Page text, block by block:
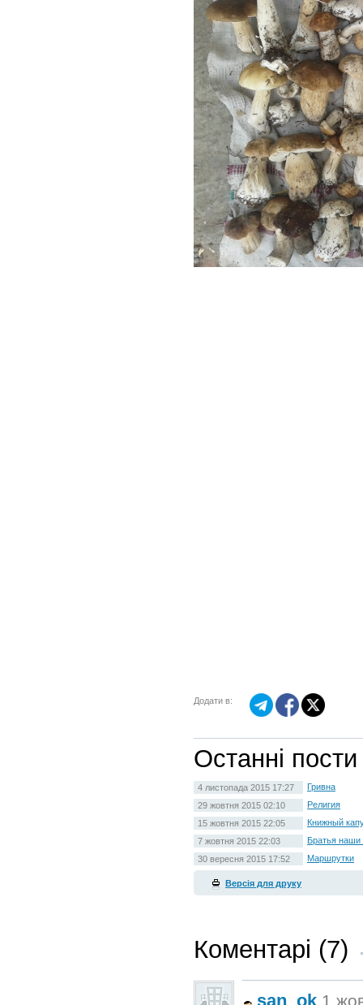
Додати в:
Останні
4 листопада 2015 17:27
Гривна
29 жовтня 2015 02:10
Религия
15 жовтня 2015 22:05
Книжный
7 жовтня 2015 22:03
Братья
30 вересня 2015 17:52
Маршрутки
Версія для друку
Коментарі (7)
san_ok 1